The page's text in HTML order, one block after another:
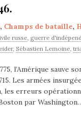
, Champs de bataille,
russe, guerre
, Sébastien Lemoine,
l’Amérique sauve
Les armées
erreurs
par